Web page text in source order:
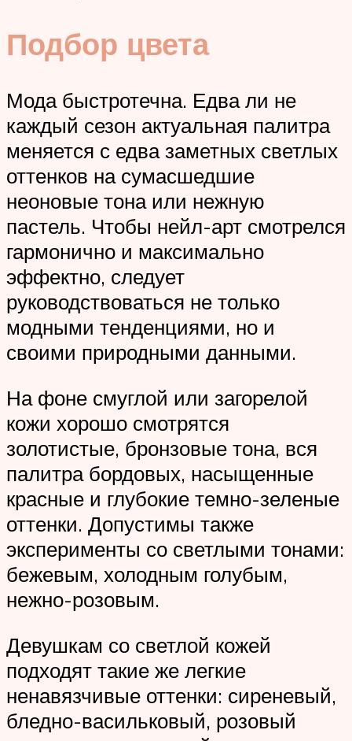
Подбор цвета
Мода быстротечна. Едва ли не
каждый сезон актуальная палитра
меняется с едва заметных светлых
оттенков на сумасшедшие
неоновые тона или нежную
пастель. Чтобы нейл-арт смотрелся
гармонично и максимально
эффектно, следует
руководствоваться не только
модными тенденциями, но и
своими природными данными.
На фоне смуглой или загорелой
кожи хорошо смотрятся
золотистые, бронзовые тона, вся
палитра бордовых, насыщенные
красные и глубокие темно-зеленые
оттенки. Допустимы также
эксперименты со светлыми тонами:
бежевым, холодным голубым,
нежно-розовым.
Девушкам со светлой кожей
подходят такие же легкие
ненавязчивые оттенки: сиреневый,
бледно-васильковый, розовый